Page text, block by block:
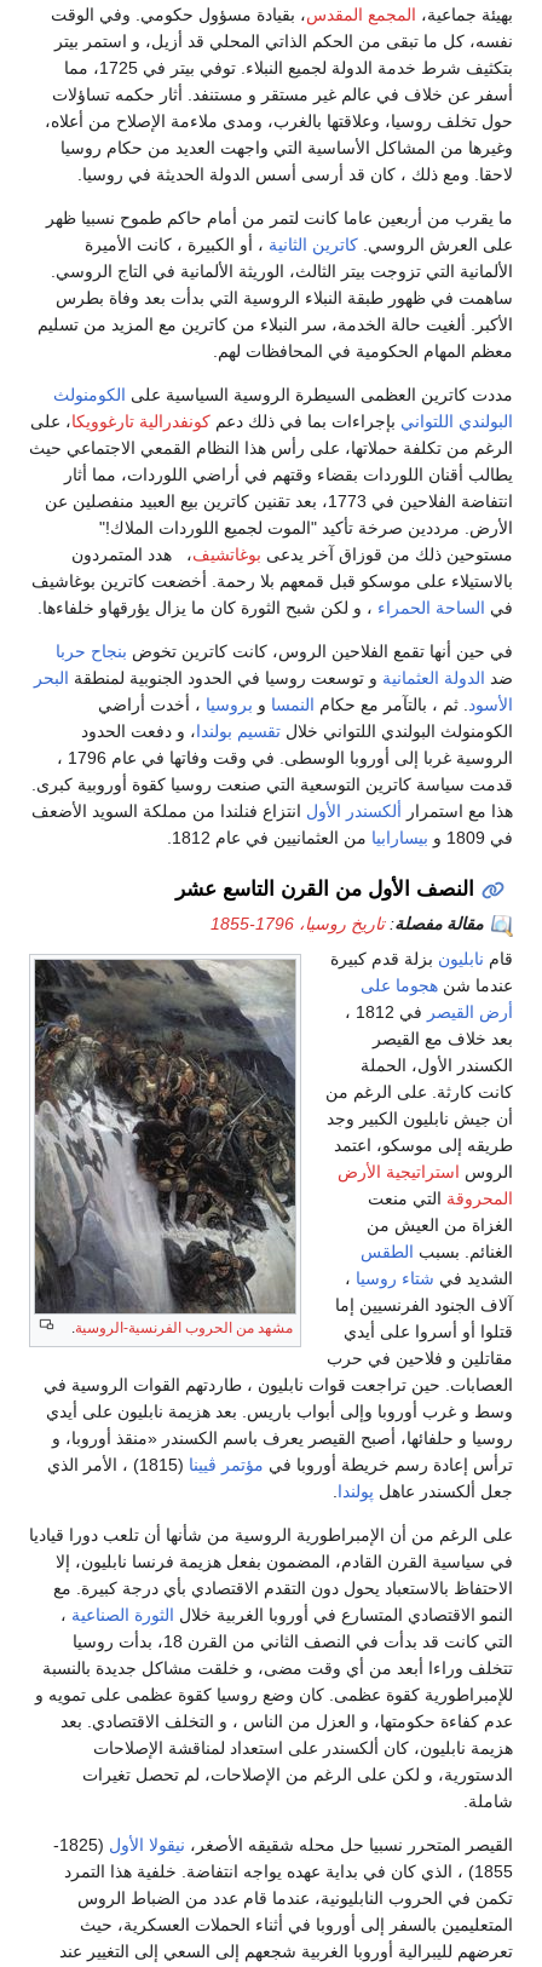
بهيئة جماعية، المجمع المقدس، بقيادة مسؤول حكومي. وفي الوقت
نفسه، كل ما تبقى من الحكم الذاتي المحلي قد أزيل، و استمر بيتر
بتكثيف شرط خدمة الدولة لجميع النبلاء. توفي بيتر في 1725، مما
أسفر عن خلاف في عالم غير مستقر و مستنفد. أثار حكمه تساؤلات
حول تخلف روسيا، وعلاقتها بالغرب، ومدى ملاءمة الإصلاح من أعلاه،
وغيرها من المشاكل الأساسية التي واجهت العديد من حكام روسيا
لاحقا. ومع ذلك ، كان قد أرسى أسس الدولة الحديثة في روسيا.
ما يقرب من أربعين عاما كانت لتمر من أمام حاكم طموح نسبيا ظهر
على العرش الروسي. كاترين الثانية ، أو الكبيرة ، كانت الأميرة
الألمانية التي تزوجت بيتر الثالث، الوريثة الألمانية في التاج الروسي.
ساهمت في ظهور طبقة النبلاء الروسية التي بدأت بعد وفاة بطرس
الأكبر. ألغيت حالة الخدمة، سر النبلاء من كاترين مع المزيد من تسليم
معظم المهام الحكومية في المحافظات لهم.
مددت كاترين العظمى السيطرة الروسية السياسية على الكومنولث
البولندي اللتواني بإجراءات بما في ذلك دعم كونفدرالية تارغوويكا، على
الرغم من تكلفة حملاتها، على رأس هذا النظام القمعي الاجتماعي حيث
يطالب أقنان اللوردات بقضاء وقتهم في أراضي اللوردات، مما أثار
انتفاضة الفلاحين في 1773، بعد تقنين كاترين بيع العبيد منفصلين عن
الأرض. مرددين صرخة تأكيد "الموت لجميع اللوردات الملاك!"
مستوحين ذلك من قوزاق آخر يدعى بوغاتشيف، هدد المتمردون
بالاستيلاء على موسكو قبل قمعهم بلا رحمة. أخضعت كاترين بوغاشيف
في الساحة الحمراء ، و لكن شبح الثورة كان ما يزال يؤرقهاو خلفاءها.
في حين أنها تقمع الفلاحين الروس، كانت كاترين تخوض بنجاح حربا
ضد الدولة العثمانية و توسعت روسيا في الحدود الجنوبية لمنطقة البحر
الأسود
. ثم ، بالتآمر مع حكام النمسا و بروسيا ، أخدت أراضي
الكومنولث البولندي اللتواني خلال تقسيم بولندا، و دفعت الحدود
الروسية غربا إلى أوروبا الوسطى. في وقت وفاتها في عام 1796 ،
قدمت سياسة كاترين التوسعية التي صنعت روسيا كقوة أوروبية كبرى.
هذا مع استمرار ألكسندر الأول انتزاع فنلندا من مملكة السويد الأضعف
في 1809 و
بيسارابيا من العثمانيين في عام 1812.
النصف الأول من القرن التاسع عشر
مقالة مفصلة:تاريخ روسيا، 1796-1855
مشهد من الحروب الفرنسية-الروسية.
قام نابليون بزلة قدم كبيرة
عندما شن هجوما على
أرض القيصر
في 1812 ،
بعد خلاف مع القيصر
الكسندر الأول، الحملة
كانت كارثة. على الرغم من
أن جيش نابليون الكبير وجد
طريقه إلى موسكو، اعتمد
الروس استراتيجية الأرض
المحروقة التي منعت
الغزاة من العيش من
الغنائم. بسبب الطقس
الشديد في شتاء روسيا ،
آلاف الجنود الفرنسيين إما
قتلوا أو أسروا على أيدي
مقاتلين و فلاحين في حرب
العصابات. حين تراجعت قوات نابليون ، طاردتهم القوات الروسية في
وسط و غرب أوروبا وإلى أبواب باريس. بعد هزيمة نابليون على أيدي
روسيا و حلفائها، أصبح القيصر يعرف باسم الكسندر «منقذ أوروبا، و
ترأس إعادة رسم خريطة أوروبا في مؤتمر ڤيينا
(1815) ، الأمر الذي
جعل ألكسندر عاهل پولندا.
على الرغم من أن الإمبراطورية الروسية من شأنها أن تلعب دورا قياديا
في سياسية القرن القادم، المضمون بفعل هزيمة فرنسا نابليون، إلا
الاحتفاظ بالاستعباد يحول دون التقدم الاقتصادي بأي درجة كبيرة. مع
النمو الاقتصادي المتسارع في أوروبا الغربية خلال الثورة الصناعية ،
التي كانت قد بدأت في النصف الثاني من القرن 18، بدأت روسيا
تتخلف وراءا أبعد من أي وقت مضى، و خلقت مشاكل جديدة بالنسبة
للإمبراطورية كقوة عظمى. كان وضع روسيا كقوة عظمى على تمويه و
عدم كفاءة حكومتها، و العزل من الناس ، و التخلف الاقتصادي. بعد
هزيمة نابليون، كان ألكسندر على استعداد لمناقشة الإصلاحات
الدستورية، و لكن على الرغم من الإصلاحات، لم تحصل تغيرات
شاملة.
القيصر المتحرر نسبيا حل محله شقيقه الأصغر، نيقولا الأول
(1825-
1855) ، الذي كان في بداية عهده يواجه انتفاضة. خلفية هذا التمرد
تكمن في الحروب النابليونية، عندما قام عدد من الضباط الروس
المتعليمين بالسفر إلى أوروبا في أثناء الحملات العسكرية، حيث
تعرضهم لليبرالية أوروبا الغربية شجعهم إلى السعي إلى التغيير عند